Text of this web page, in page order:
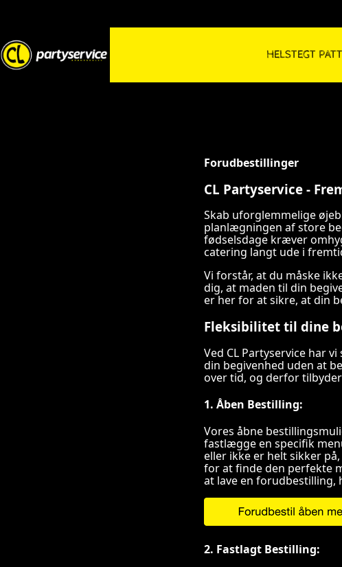
HELSTEGT
Forudbestillinger
CL Partyservice -
Skab uforglemmelige
planlægningen af store
fødselsdage kræver
catering langt ude i
Vi forstår, at du måske
dig, at maden til din
er her for at sikre, at din
Fleksibilitet til dine
Ved CL Partyservice har
din begivenhed uden at
over tid, og derfor
1. Åben Bestilling:
Vores åbne
fastlægge en specifik
eller ikke er helt sikker
for at finde den perfekte
at lave en forudbestilling,
2. Fastlagt Bestilling: